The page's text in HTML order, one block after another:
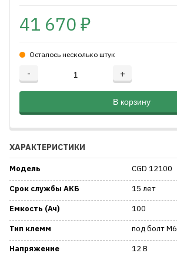
41 670 ₽
Осталось несколько штук
- +
Добавляется...
В корзину
Добавлен
ХАРАКТЕРИСТИКИ
Модель
CGD 12100
Срок службы АКБ
15 лет
Емкость (Ач)
100
Тип клемм
под болт M6
Напряжение
12 В